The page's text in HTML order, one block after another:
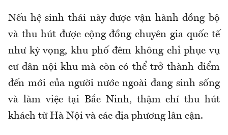
Nếu hệ sinh thái này được vận hành đồng bộ
và thu hút được cộng đồng chuyên gia quốc tế
như kỳ vọng, khu phố đêm không chỉ phục vụ
cư dân nội khu mà còn có thể trở thành điểm
đến mới của người nước ngoài đang sinh sống
và làm việc tại Bắc Ninh, thậm chí thu hút
khách từ Hà Nội và các địa phương lân cận.